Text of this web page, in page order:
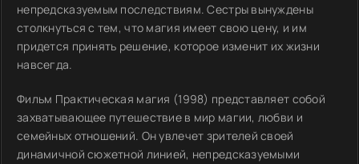
непредсказуемым последствиям. Сестры вынуждены
столкнуться с тем, что магия имеет свою цену, и им
придется принять решение, которое изменит их жизни
навсегда.
Фильм Практическая магия (1998) представляет собой
захватывающее путешествие в мир магии, любви и
семейных отношений. Он увлечет зрителей своей
динамичной сюжетной линией, непредсказуемыми